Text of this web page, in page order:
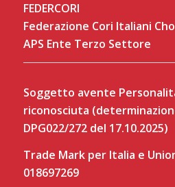
FEDERCORI
Federazione Cori Italiani
APS Ente Terzo Settore
Soggetto avente
riconosciuta
DPG022/272 del 17.10.2025)
Trade Mark per Italia e
018697269